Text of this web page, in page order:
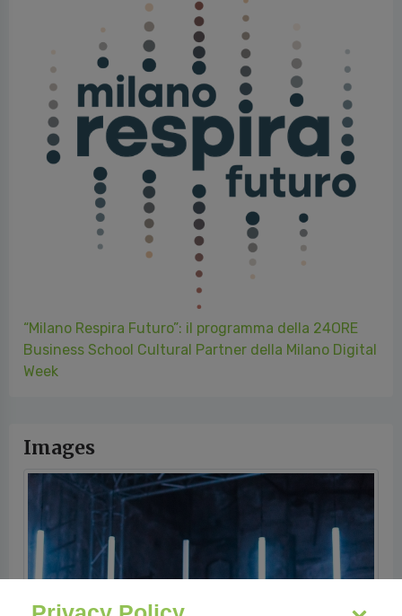
“Milano Respira Futuro”: il programma della 24ORE
Business School Cultural Partner della Milano Digital
Week
Images